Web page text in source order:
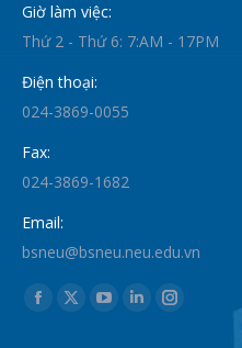
Giờ làm việc:
Thứ 2 - Thứ 6: 7:AM - 17PM
Điện thoại:
024-3869-0055
Fax:
024-3869-1682
Email:
bsneu@bsneu.neu.edu.vn
Find us on:
Facebook
X
YouTube
LinkedinInstagram